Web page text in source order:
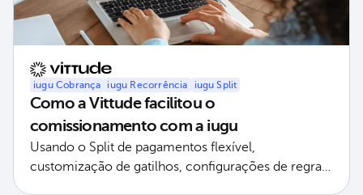
iugu Cobrança iugu Recorrência iugu Split
Como a Vittude facilitou o
comissionamento com a iugu
Usando o Split de pagamentos flexível,
customização de gatilhos, configurações de regras